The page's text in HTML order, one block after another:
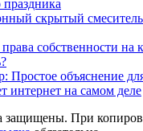
праздника
скрытый
собственности на
Простое объяснение
интернет на самом деле
защищены. При